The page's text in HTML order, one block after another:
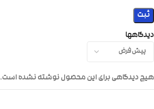
دیدگاهها
هیچ دیدگاهی برای این محصول نوشته نشده است.